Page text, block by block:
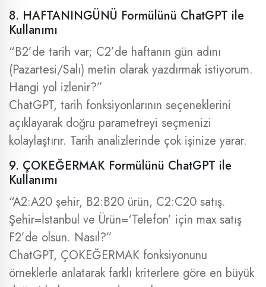
8. HAFTANINGÜNÜ Formülünü ChatGPT ile
Kullanımı
“B2’de tarih var; C2’de haftanın gün adını
(Pazartesi/Salı) metin olarak yazdırmak istiyorum.
Hangi yol izlenir?”
ChatGPT, tarih fonksiyonlarının seçeneklerini
açıklayarak doğru parametreyi seçmenizi
kolaylaştırır. Tarih analizlerinde çok işinize yarar.
9. ÇOKEĞERMAK Formülünü ChatGPT ile
Kullanımı
“A2:A20 şehir, B2:B20 ürün, C2:C20 satış.
Şehir=İstanbul ve Ürün=‘Telefon’ için max satış
F2’de olsun. Nasıl?”
ChatGPT, ÇOKEĞERMAK fonksiyonunu
örneklerle anlatarak farklı kriterlere göre en büyük